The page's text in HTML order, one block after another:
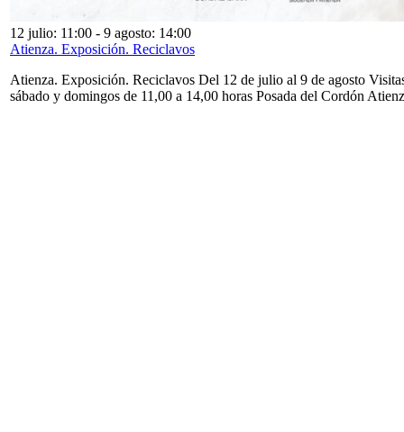
12 julio: 11:00 - 9 agosto: 14:00
Atienza. Exposición. Reciclavos
Atienza. Exposición. Reciclavos Del 12 de julio al 9 de agosto
sábado y domingos de 11,00 a 14,00 horas Posada del Cordón